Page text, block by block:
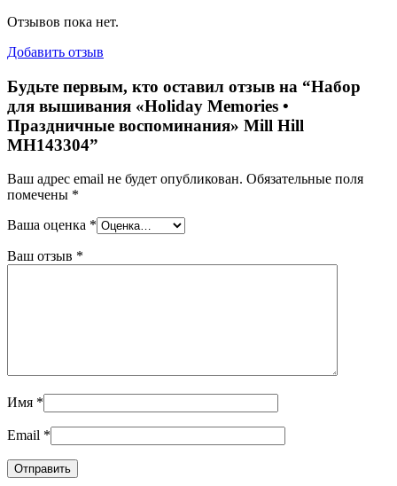
Отзывов пока нет.
Добавить отзыв
Будьте первым, кто оставил отзыв на “Набор
для вышивания «Holiday Memories •
Праздничные воспоминания» Mill Hill
MH143304”
Ваш адрес email не будет опубликован. Обязательные поля
помечены *
Ваша оценка *
Ваш отзыв *
Имя *
Email *